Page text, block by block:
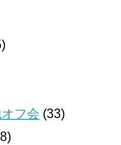
フ会 (33)